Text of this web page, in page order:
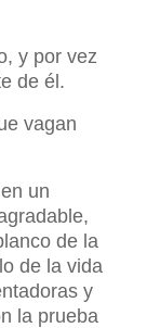
y por vez
de él.
vagan
un
de la
de la vida
y
la prueba